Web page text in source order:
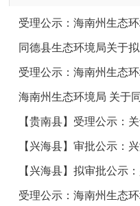
受理公示：海南州生态
日受理建设项目环境影
同德县生态环境局关于
上阿格德尼龙哇建筑用
见的公示
受理公示：海南州生态
日受理建设项目环境影
海南州生态环境局 关于
部 辐射安全许可证延续
【贵南县】受理公示：
建设项目环境影响评价
【兴海县】审批公示：
设项目环境影响评价文
【兴海县】拟审批公示
对2026年6月16日受理
受理公示：海南州生态